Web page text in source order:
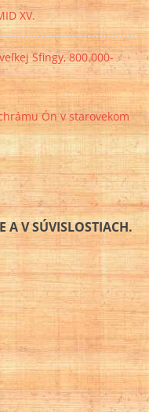
XV.
Sfingy, 800.000-
Ón v starovekom
A V SÚVISLOSTIACH.